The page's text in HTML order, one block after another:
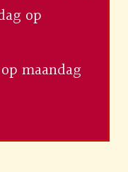
op
maandag